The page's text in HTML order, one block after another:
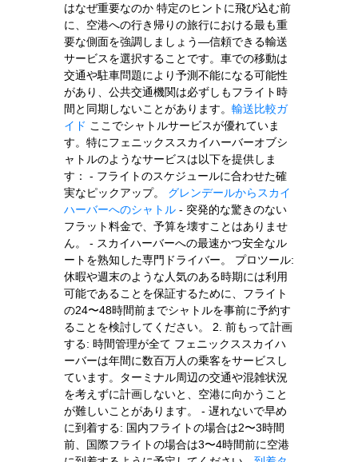
はなぜ重要なのか 特定のヒントに飛び込む前
に、空港への行き帰りの旅行における最も重
要な側面を強調しましょう—信頼できる輸送
サービスを選択することです。車での移動は
交通や駐車問題により予測不能になる可能性
があり、公共交通機関は必ずしもフライト時
間と同期しないことがあります。 輸送比較ガ
イド ここでシャトルサービスが優れていま
す。特にフェニックススカイハーバーオブシ
ャトルのようなサービスは以下を提供しま
す： - フライトのスケジュールに合わせた確
実なピックアップ。 グレンデールからスカイ
ハーバーへのシャトル - 突発的な驚きのない
フラット料金で、予算を壊すことはありませ
ん。 - スカイハーバーへの最速かつ安全なル
ートを熟知した専門ドライバー。 プロツール:
休暇や週末のような人気のある時期には利用
可能であることを保証するために、フライト
の24〜48時間前までシャトルを事前に予約す
ることを検討してください。 2. 前もって計画
する: 時間管理が全て フェニックススカイハ
ーバーは年間に数百万人の乗客をサービスし
ています。ターミナル周辺の交通や混雑状況
を考えずに計画しないと、空港に向かうこと
が難しいことがあります。 - 遅れないで早め
に到着する: 国内フライトの場合は2〜3時間
前、国際フライトの場合は3〜4時間前に空港